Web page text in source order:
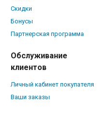
Скидки
Бонусы
Партнерская программа
Обслуживание
клиентов
Личный кабинет покупателя
Ваши заказы